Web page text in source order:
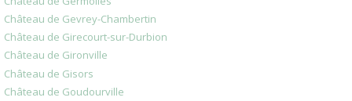
Château de Gevrey-Chambertin
Château de Girecourt-sur-Durbion
Château de Gironville
Château de Gisors
Château de Goudourville